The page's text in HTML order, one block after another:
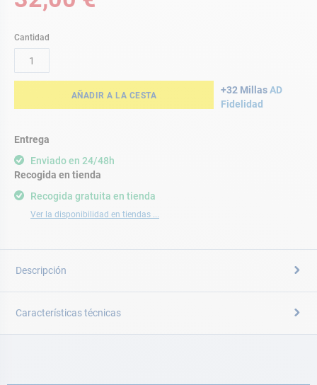
Cantidad
AÑADIR A LA CESTA +32 MillasAD
Fidelidad
Entrega
Enviado en 24/48h
Recogida gratuita en tienda
Ver la disponibilidad en tiendas ...
Recogida en tienda
Descripción
Características técnicas